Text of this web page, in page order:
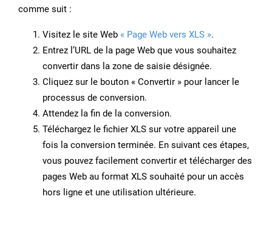
comme suit :
Visitez le site Web « Page Web vers XLS ».
Entrez l’URL de la page Web que vous souhaitez
convertir dans la zone de saisie désignée.
Cliquez sur le bouton « Convertir » pour lancer le
processus de conversion.
Attendez la fin de la conversion.
Téléchargez le fichier XLS sur votre appareil une
fois la conversion terminée. En suivant ces étapes,
vous pouvez facilement convertir et télécharger des
pages Web au format XLS souhaité pour un accès
hors ligne et une utilisation ultérieure.